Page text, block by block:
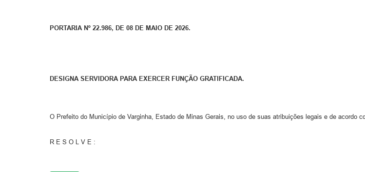
PORTARIA Nº 22.986, DE 08 DE MAIO DE 2026.
DESIGNA SERVIDORA PARA EXERCER FUNÇÃO GRATIFICADA.
O Prefeito do Município de Varginha, Estado de Minas Gerais, no uso de suas atribuições legais e de acordo
R E S O L V E :